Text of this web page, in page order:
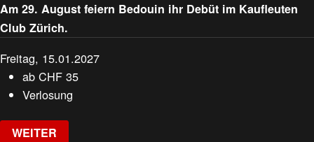
Am 29. August feiern Bedouin ihr Debüt im Kaufleuten
Club Zürich.
Freitag, 15.01.2027
abCHF 35
Verlosung
WEITER